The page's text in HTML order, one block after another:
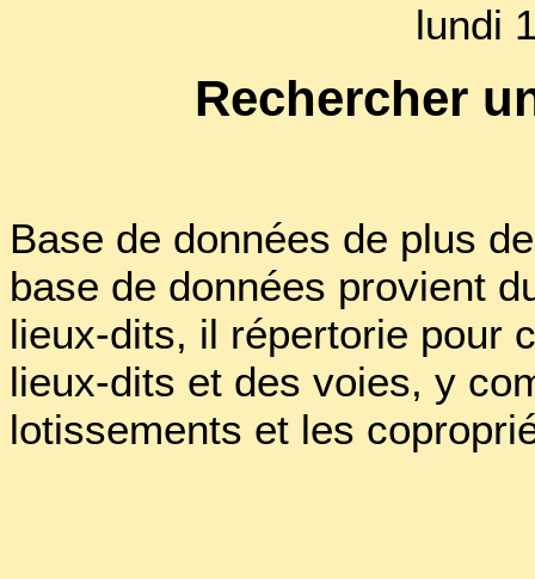
lundi
Rechercher
Base de données de plus
base de données provient
lieux-dits, il répertorie pour
lieux-dits et des voies, y
lotissements et les